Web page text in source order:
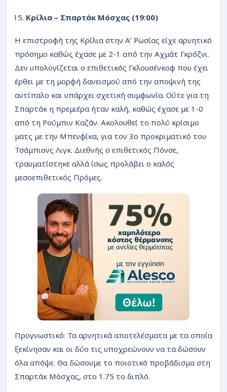
Κρίλια – Σπαρτάκ Μόσχας (19:00)
Η επιστροφή της Κρίλια στην Α’ Ρωσίας είχε αρνητικό
πρόσημο καθώς έχασε με 2-1 από την Αχμάτ Γκρόζνι.
Δεν υπολογίζεται ο επιθετικός Γκλουσένκοφ που έχει
έρθει με τη μορφή δανεισμού από την αποψινή της
αντίπαλο και υπάρχει σχετική συμφωνία. Ούτε για τη
Σπαρτάκ η πρεμιέρα ήταν καλή, καθώς έχασε με 1-0
από τη Ρούμπιν Καζάν. Ακολουθεί το πολύ κρίσιμο
ματς με την Μπενφίκα, για τον 3ο προκριματικό του
Τσάμπιονς Λιγκ. Διεθνής ο επιθετικός Πόνσε,
τραυματίστηκε αλλά ίσως προλάβει ο καλός
μεσοεπιθετικός Πρόμες.
Προγνωστικό: Τα αρνητικά αποτελέσματα με τα οποία
ξεκίνησαν και οι δύο τις υποχρεώνουν να τα δώσουν
όλα απόψε. Θα δώσουμε το ποιοτικό προβάδισμα στη
Σπαρτάκ Μόσχας, στο 1.75 το διπλό.